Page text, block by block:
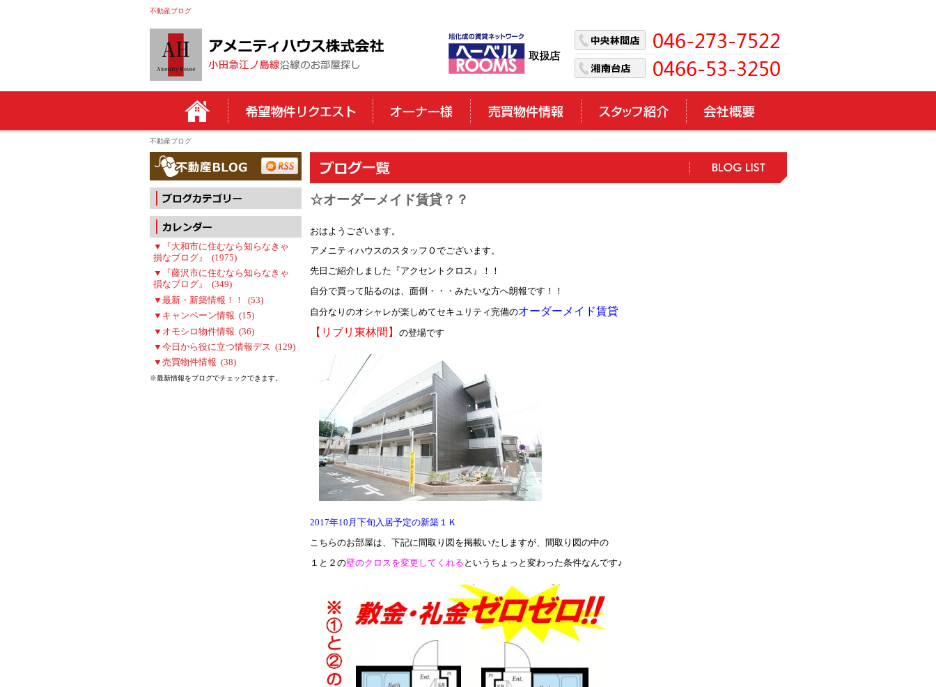
不動産ブログ
不動産ブログ
☆オーダーメイド賃貸？？
おはようございます。
アメニティハウスのスタッフＯでございます。
先日ご紹介しました『アクセントクロス』！！
自分で買って貼るのは、面倒・・・みたいな方へ朗報です！！
自分なりのオシャレが楽しめてセキュリティ完備のオーダーメイド賃貸
【リブリ東林間】
の登場です
2017年10月下旬入居予定の新築１Ｋ
こちらのお部屋は、下記に間取り図を掲載いたしますが、間取り図の中の
１と２の壁のクロスを変更してくれる というちょっと変わった条件なんです♪
▼『大和市に住むなら知らなきゃ
損なブログ』 (1975)
▼『藤沢市に住むなら知らなきゃ
損なブログ』 (349)
▼最新・新築情報！！ (53)
▼キャンペーン情報 (15)
▼オモシロ物件情報 (36)
▼今日から役に立つ情報デス (129)
▼売買物件情報 (38)
※最新情報をブログでチェックできます。